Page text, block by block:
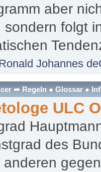
aber
sondern folgt
Johannes
➦ Regeln ● Glossar ●
ULC
des